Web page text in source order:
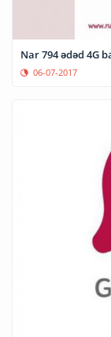
Nar 794 ədəd 4G
06-07-2017